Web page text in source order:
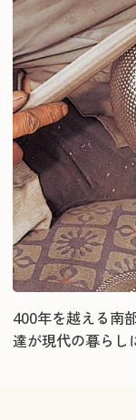
400年を越える南
達が現代の暮らし